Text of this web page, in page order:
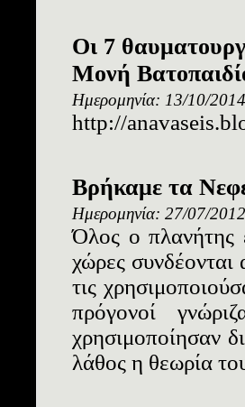
Οι 7
Μονή
Ημερομηνία: 13/10/2014
http://
Βρήκαμε τα
Ημερομηνία: 27/07/2012
Όλος ο πλανήτης
χώρες
τις
πρόγονοί
χρησιμοποίησαν
λάθος η θεωρία